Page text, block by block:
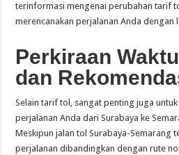
terinformasi mengenai perubahan tarif
merencanakan perjalanan Anda dengan
Perkiraan
dan
Selain tarif tol, sangat penting juga
perjalanan Anda dari Surabaya ke
Meskipun jalan tol Surabaya-Semarang
perjalanan dibandingkan dengan rute